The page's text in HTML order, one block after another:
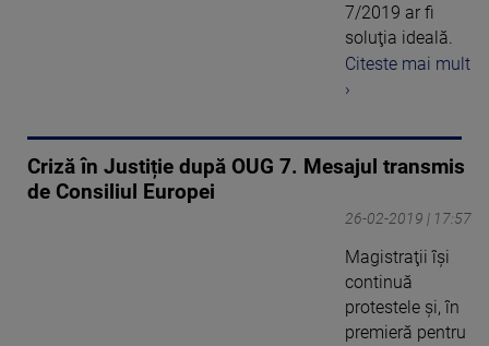
7/2019 ar fi
soluţia ideală.
Citeste mai mult
›
Criză în Justiție după OUG 7. Mesajul transmis
de Consiliul Europei
26-02-2019 | 17:57
Magistraţii îşi
continuă
protestele şi, în
premieră pentru